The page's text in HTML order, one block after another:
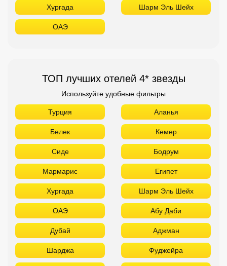
Хургада Шарм Эль Шейх
ОАЭ
ТОП лучших отелей 4* звезды
Используйте удобные фильтры
Турция Аланья
Белек Кемер
Сиде Бодрум
Мармарис Египет
Хургада Шарм Эль Шейх
ОАЭ Абу Даби
Дубай Аджман
Шарджа Фуджейра